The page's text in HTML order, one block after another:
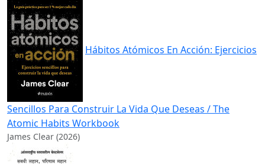
Hábitos Atómicos En Acción: Ejercicios
Sencillos Para Construir La Vida Que Deseas / The
Atomic Habits Workbook
James Clear (2026)